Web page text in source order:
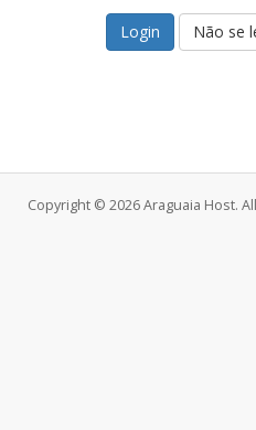
Não se
Copyright © 2026 Araguaia Host.